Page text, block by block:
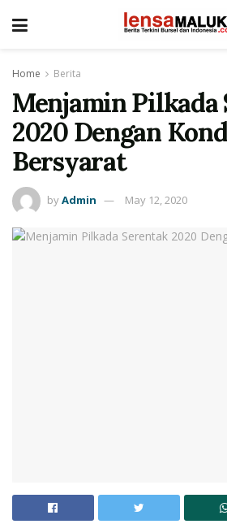
Home Berita
Menjamin Pilkada
2020 Dengan
Bersyarat
byAdmin May 12, 2020